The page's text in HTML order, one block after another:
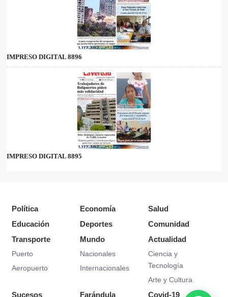
IMPRESO DIGITAL 8896
IMPRESO DIGITAL 8895
Política Economía
Salud
Educación
Deportes
Comunidad
Transporte
Puerto
Aeropuerto
Mundo
Nacionales
Internacionales
Actualidad
Ciencia y
Tecnología
Arte y Cultura
Sucesos Farándula Covid-19